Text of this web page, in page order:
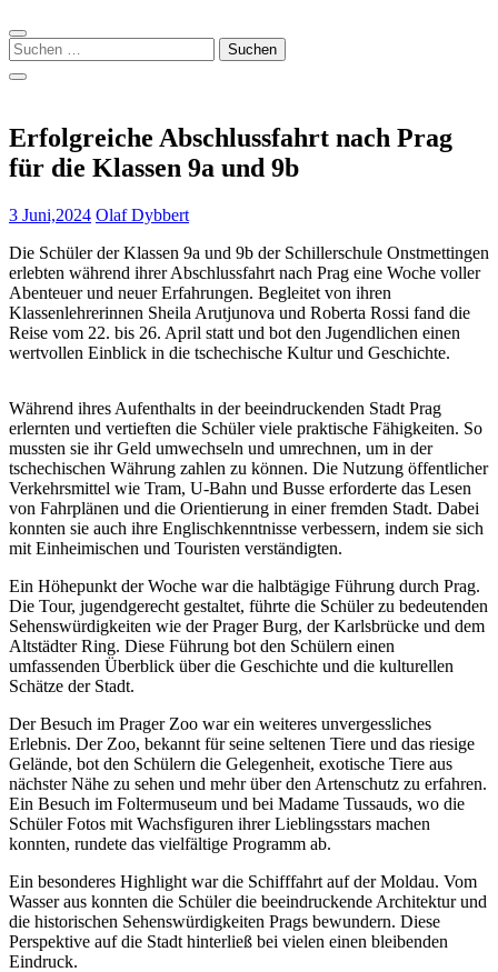
Suchen
nach:
Erfolgreiche Abschlussfahrt nach Prag
für die Klassen 9a und 9b
3 Juni,2024 Olaf Dybbert
Die Schüler der Klassen 9a und 9b der Schillerschule Onstmettingen
erlebten während ihrer Abschlussfahrt nach Prag eine Woche voller
Abenteuer und neuer Erfahrungen. Begleitet von ihren
Klassenlehrerinnen Sheila Arutjunova und Roberta Rossi fand die
Reise vom 22. bis 26. April statt und bot den Jugendlichen einen
wertvollen Einblick in die tschechische Kultur und Geschichte.
Während ihres Aufenthalts in der beeindruckenden Stadt Prag
erlernten und vertieften die Schüler viele praktische Fähigkeiten. So
mussten sie ihr Geld umwechseln und umrechnen, um in der
tschechischen Währung zahlen zu können. Die Nutzung öffentlicher
Verkehrsmittel wie Tram, U-Bahn und Busse erforderte das Lesen
von Fahrplänen und die Orientierung in einer fremden Stadt. Dabei
konnten sie auch ihre Englischkenntnisse verbessern, indem sie sich
mit Einheimischen und Touristen verständigten.
Ein Höhepunkt der Woche war die halbtägige Führung durch Prag.
Die Tour, jugendgerecht gestaltet, führte die Schüler zu bedeutenden
Sehenswürdigkeiten wie der Prager Burg, der Karlsbrücke und dem
Altstädter Ring. Diese Führung bot den Schülern einen
umfassenden Überblick über die Geschichte und die kulturellen
Schätze der Stadt.
Der Besuch im Prager Zoo war ein weiteres unvergessliches
Erlebnis. Der Zoo, bekannt für seine seltenen Tiere und das riesige
Gelände, bot den Schülern die Gelegenheit, exotische Tiere aus
nächster Nähe zu sehen und mehr über den Artenschutz zu erfahren.
Ein Besuch im Foltermuseum und bei Madame Tussauds, wo die
Schüler Fotos mit Wachsfiguren ihrer Lieblingsstars machen
konnten, rundete das vielfältige Programm ab.
Ein besonderes Highlight war die Schifffahrt auf der Moldau. Vom
Wasser aus konnten die Schüler die beeindruckende Architektur und
die historischen Sehenswürdigkeiten Prags bewundern. Diese
Perspektive auf die Stadt hinterließ bei vielen einen bleibenden
Eindruck.